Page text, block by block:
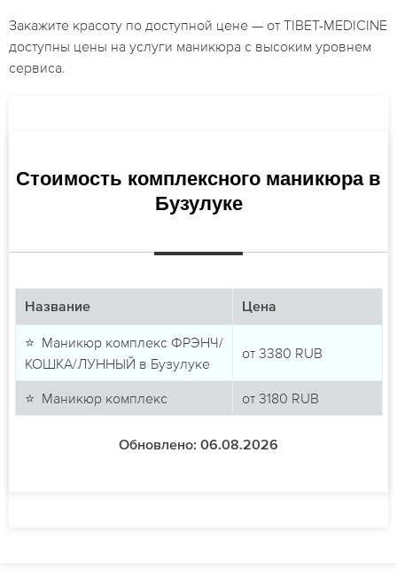
Закажите красоту по доступной цене — от TIBET-MEDICINE
доступны цены на услуги маникюра с высоким уровнем
сервиса.
Стоимость комплексного маникюра в
Бузулуке
Название Цена
⭐ Маникюр комплекс ФРЭНЧ/
КОШКА/ЛУННЫЙ в Бузулуке
от 3380 RUB
⭐ Маникюр комплекс от 3180 RUB
Обновлено: 06.08.2026